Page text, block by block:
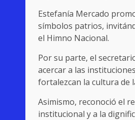
Estefanía Mercado
símbolos patrios,
el Himno Nacional.
Por su parte, el
acercar a las
fortalezcan la cultura de
Asimismo, reconoció el
institucional y a la